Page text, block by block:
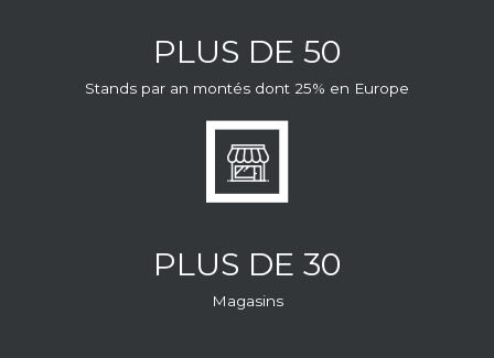
PLUS DE 50
Stands par an montés dont 25% en Europe
PLUS DE 30
Magasins